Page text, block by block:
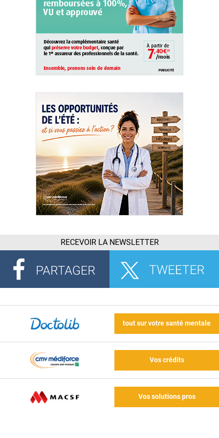
QUI SOMMES-NOUS ?
CONDITIONS GÉNÉRALES
RECEVOIR LA NEWSLETTER
tout sur votre santé mentale
Vos crédits
Vos solutions pros